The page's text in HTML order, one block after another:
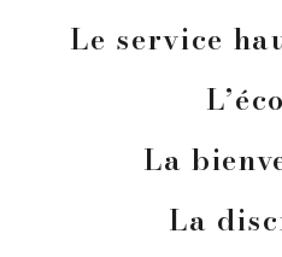
Le service
La
La